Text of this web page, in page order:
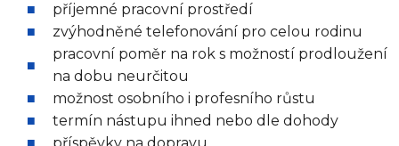
příjemné pracovní prostředí
zvýhodněné telefonování pro celou rodinu
pracovní poměr na rok s možností prodloužení
na dobu neurčitou
možnost osobního i profesního růstu
termín nástupu ihned nebo dle dohody